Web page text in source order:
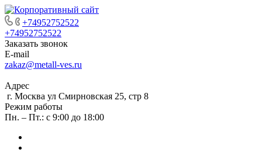
+74952752522
+74952752522
Заказать звонок
E-mail
zakaz@metall-ves.ru
Адрес
г. Москва ул Смирновская 25, стр 8
Режим работы
Пн. – Пт.: с 9:00 до 18:00